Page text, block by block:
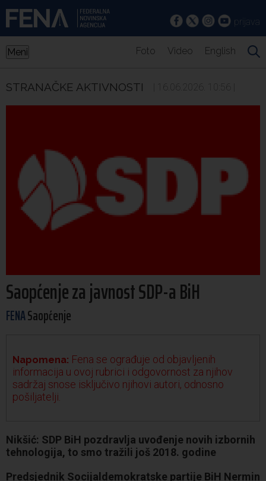
prijava
Meni Foto Video English
STRANAČKE AKTIVNOSTI | 16.06.2026. 10:56 |
Saopćenje za javnost SDP-a BiH
FENASaopćenje
Napomena: Fena se ograđuje od objavljenih
informacija u ovoj rubrici i odgovornost za njihov
sadržaj snose isključivo njihovi autori, odnosno
pošiljatelji.
Nikšić: SDP BiH pozdravlja uvođenje novih izbornih
tehnologija, to smo tražili još 2018. godine
Predsjednik Socijaldemokratske partije BiH Nermin